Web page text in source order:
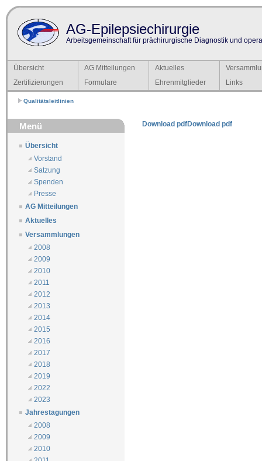
AG-Epilepsiechirurgie
Arbeitsgemeinschaft für prächirurgische Diagnostik und
Übersicht AG Mitteilungen Aktuelles
Zertifizierungen
Formulare Ehrenmitglieder Links
Qualitätsleitlinien
Menü
Übersicht
Vorstand
Satzung
Spenden
Presse
AG Mitteilungen
Aktuelles
Versammlungen
2008
2009
2010
2011
2012
2013
2014
2015
2016
2017
2018
2019
2022
2023
Jahrestagungen
2008
2009
2010
Download pdfDownload pdf